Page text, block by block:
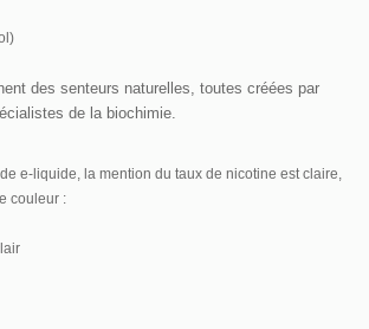
des senteurs naturelles, toutes créées par
de la biochimie.
e-liquide, la mention du taux de nicotine est claire,
couleur :